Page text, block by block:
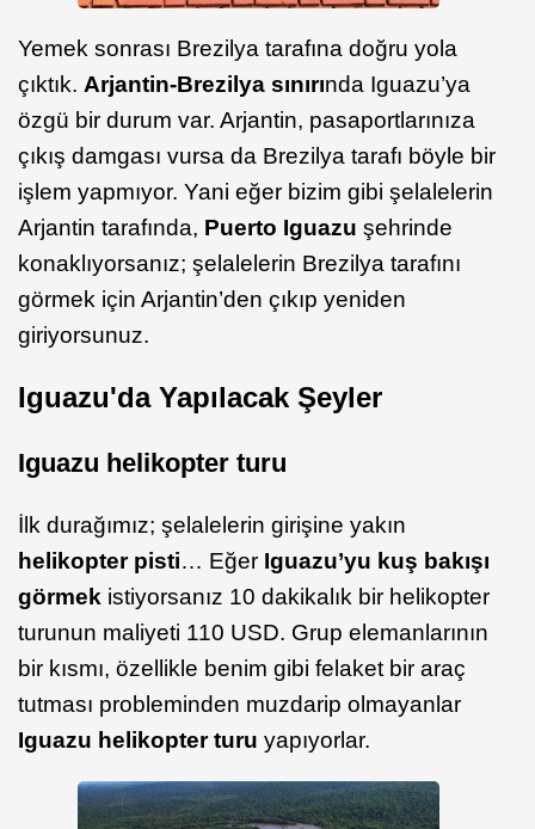
Yemek sonrası Brezilya tarafına doğru yola
çıktık. Arjantin-Brezilya sınırında Iguazu’ya
özgü bir durum var. Arjantin, pasaportlarınıza
çıkış damgası vursa da Brezilya tarafı böyle bir
işlem yapmıyor. Yani eğer bizim gibi şelalelerin
Arjantin tarafında, Puerto Iguazu şehrinde
konaklıyorsanız; şelalelerin Brezilya tarafını
görmek için Arjantin’den çıkıp yeniden
giriyorsunuz.
Iguazu'da Yapılacak Şeyler
Iguazu helikopter turu
İlk durağımız; şelalelerin girişine yakın
helikopter pisti… Eğer Iguazu’yu kuş bakışı
görmek istiyorsanız 10 dakikalık bir helikopter
turunun maliyeti 110 USD. Grup elemanlarının
bir kısmı, özellikle benim gibi felaket bir araç
tutması probleminden muzdarip olmayanlar
Iguazu helikopter turu yapıyorlar.